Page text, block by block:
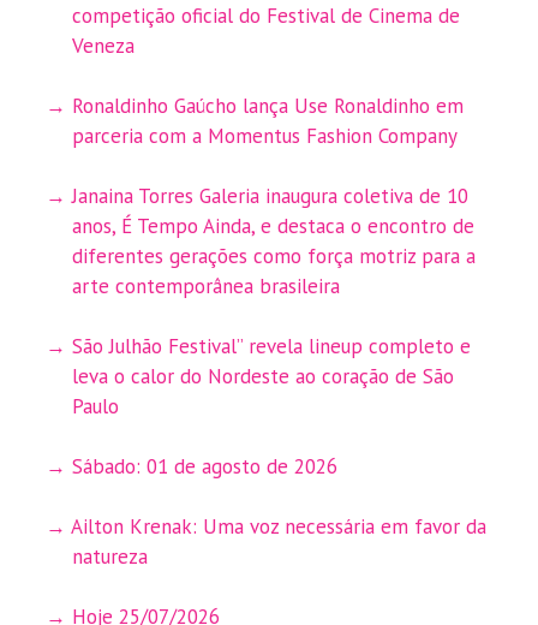
competição oficial do Festival de Cinema de
Veneza
Ronaldinho Gaúcho lança Use Ronaldinho em
parceria com a Momentus Fashion Company
Janaina Torres Galeria inaugura coletiva de 10
anos, É Tempo Ainda, e destaca o encontro de
diferentes gerações como força motriz para a
arte contemporânea brasileira
São Julhão Festival” revela lineup completo e
leva o calor do Nordeste ao coração de São
Paulo
Sábado: 01 de agosto de 2026
Ailton Krenak: Uma voz necessária em favor da
natureza
Hoje 25/07/2026